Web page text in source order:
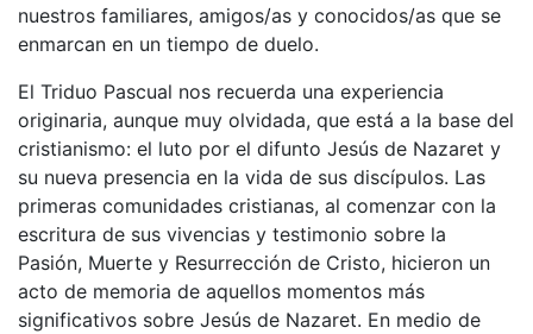
nuestros familiares, amigos/as y conocidos/as que se
enmarcan en un tiempo de duelo.
El Triduo Pascual nos recuerda una experiencia
originaria, aunque muy olvidada, que está a la base del
cristianismo: el luto por el difunto Jesús de Nazaret y
su nueva presencia en la vida de sus discípulos. Las
primeras comunidades cristianas, al comenzar con la
escritura de sus vivencias y testimonio sobre la
Pasión, Muerte y Resurrección de Cristo, hicieron un
acto de memoria de aquellos momentos más
significativos sobre Jesús de Nazaret. En medio de